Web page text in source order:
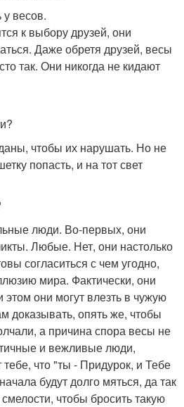
у весов.
к выбору друзей, они
Даже обретя друзей, весы
так. Они никогда не кидают
чтобы их нарушать. Но не
попасть, и на тот свет
люди. Во-первых, они
Любые. Нет, они настолько
согласиться с чем угодно,
мира. Фактически, они
они могут влезть в чужую
доказывать, опять же, чтобы
а причина спора весы не
и вежливые люди,
тебе, что "ты - Придурок, и Тебе
будут долго мяться, да так
чтобы бросить такую